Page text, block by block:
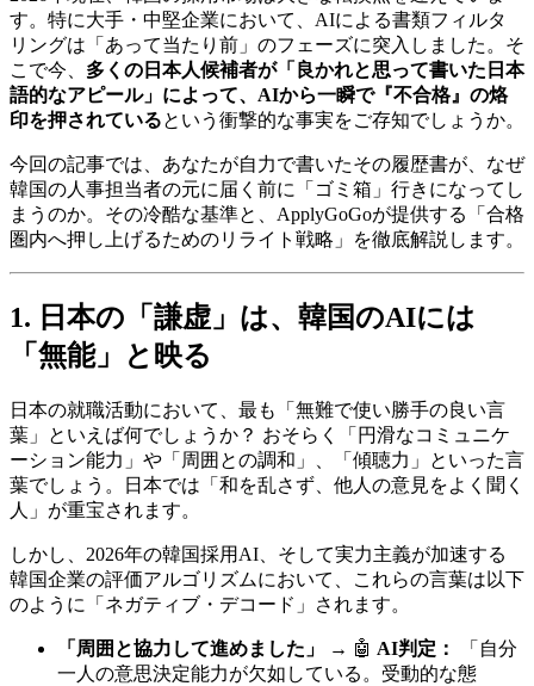
す。特に大手・中堅企業において、AIによる書類フィルタ
リングは「あって当たり前」のフェーズに突入しました。そ
こで今、 多くの日本人候補者が「良かれと思って書いた日本
語的なアピール」によって、AIから一瞬で『不合格』の烙
印を押されているという衝撃的な事実をご存知でしょうか。
今回の記事では、あなたが自力で書いたその履歴書が、なぜ
韓国の人事担当者の元に届く前に「ゴミ箱」行きになってし
まうのか。その冷酷な基準と、ApplyGoGoが提供する「合格
圏内へ押し上げるためのリライト戦略」を徹底解説します。
1. 日本の「謙虚」は、韓国のAIには
「無能」と映る
日本の就職活動において、最も「無難で使い勝手の良い言
葉」といえば何でしょうか？ おそらく「円滑なコミュニケ
ーション能力」や「周囲との調和」、「傾聴力」といった言
葉でしょう。日本では「和を乱さず、他人の意見をよく聞く
人」が重宝されます。
しかし、2026年の韓国採用AI、そして実力主義が加速する
韓国企業の評価アルゴリズムにおいて、これらの言葉は以下
のように「ネガティブ・デコード」されます。
「周囲と協力して進めました」 → 🤖 ​ AI判定：
「自分
一人の意思決定能力が欠如している。受動的な態